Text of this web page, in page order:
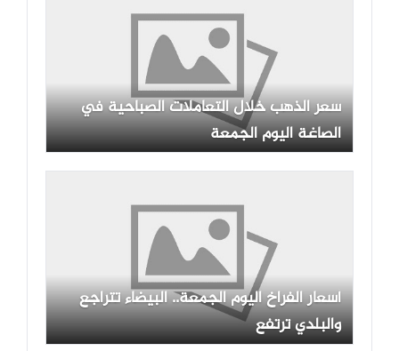
سعر الذهب خلال التعاملات الصباحية في
الصاغة اليوم الجمعة
أسعار الفراخ اليوم الجمعة.. البيضاء تتراجع
والبلدي ترتفع